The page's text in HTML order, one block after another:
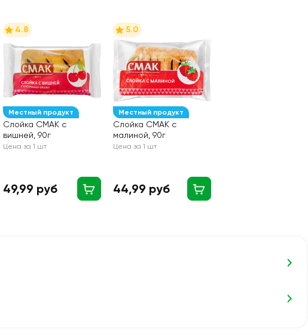
Местный продукт
4.8
Слойка СМАК с
вишней, 90г
Цена за 1 шт
49,99 руб
Местный продукт
5.0
Слойка СМАК с
малиной, 90г
Цена за 1 шт
44,99 руб